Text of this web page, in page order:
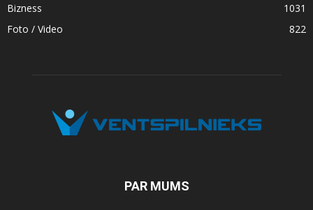
Bizness
1031
Foto / Video
822
PAR MUMS